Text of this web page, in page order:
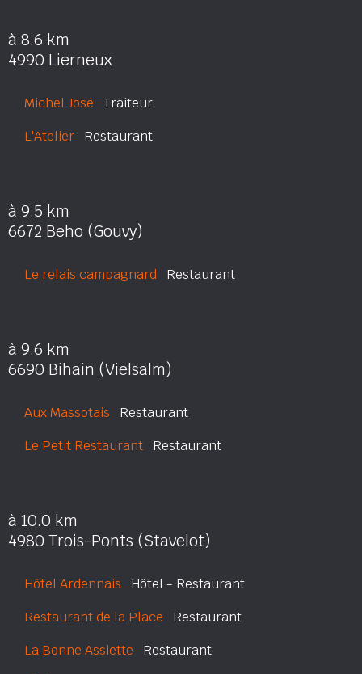
à 8.6 km
4990 Lierneux
Michel José Traiteur
L'Atelier Restaurant
à 9.5 km
6672 Beho (Gouvy)
Le relais campagnard Restaurant
à 9.6 km
6690 Bihain (Vielsalm)
Aux Massotais Restaurant
Le Petit Restaurant Restaurant
à 10.0 km
4980 Trois-Ponts (Stavelot)
Hôtel Ardennais Hôtel - Restaurant
Restaurant de la Place Restaurant
La Bonne Assiette Restaurant